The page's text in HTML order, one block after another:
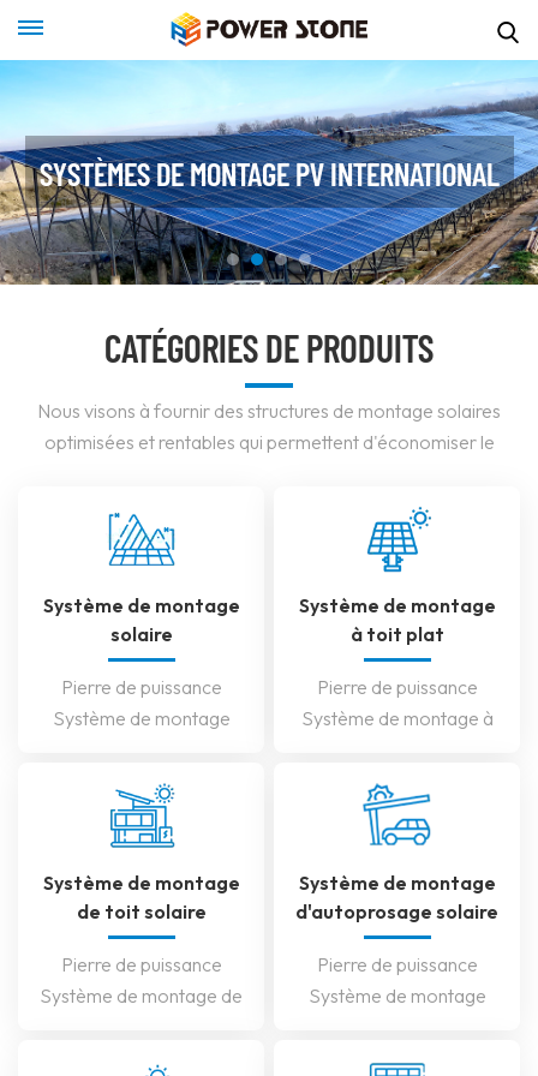
SYSTÈMES DE MONTAGE PV INTERNATIONAL
CATÉGORIES DE PRODUITS
Nous visons à fournir des structures de montage solaires
optimisées et rentables qui permettent d'économiser le
Système de montage
solaire
Pierre de puissance
Système de montage
des matériaux à haute
résistance en acier ou en
aluminium Zam pour
résister aux conditions
météorologiques
difficiles, assurant une
durabilité à long terme. Il
est conçu pour
l'espace, ce qui le rend
EN SAVOIR PLUS
Système de montage
à toit plat
Pierre de puissance
Système de montage à
optimiser la production
d'énergie solaire sur les
toits plats. En utilisant des
structures d'inclinaison
réglables ou des cadres à
ballasts, il garantit que les
panneaux solaires sont
positionnés à l'angle
exposition maximale à la
EN SAVOIR PLUS
Système de montage
de toit solaire
Pierre de puissance
Système de montage de
Système de montage
d'autoprosage solaire
Pierre de puissance
Système de montage
combine un parking